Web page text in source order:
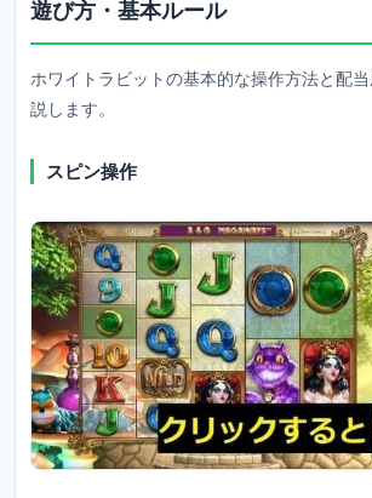
遊び方・基本ルール
ホワイトラビットの基本的な操作方法と配
説します。
スピン操作